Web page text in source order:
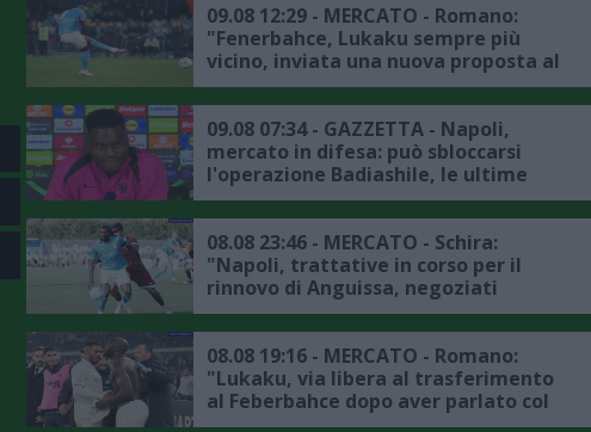
09.08 12:29 - MERCATO - Romano:
"Fenerbahce, Lukaku sempre più
vicino, inviata una nuova proposta al
Napoli, accordo in dirittura d'arrivo"
09.08 07:34 - GAZZETTA - Napoli,
mercato in difesa: può sbloccarsi
l'operazione Badiashile, le ultime
08.08 23:46 - MERCATO - Schira:
"Napoli, trattative in corso per il
rinnovo di Anguissa, negoziati
positivi"
08.08 19:16 - MERCATO - Romano:
"Lukaku, via libera al trasferimento
al Feberbahce dopo aver parlato col
presidente, ora la trattativa col